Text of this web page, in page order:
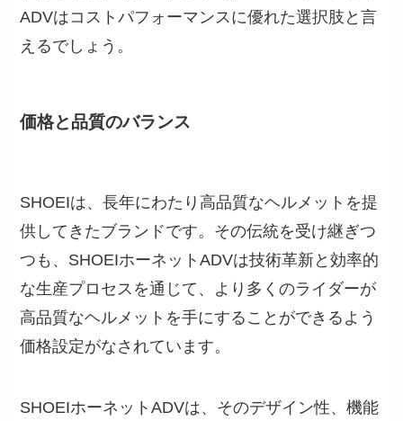
ADVはコストパフォーマンスに優れた選択肢と言
えるでしょう。
価格と品質のバランス
SHOEIは、長年にわたり高品質なヘルメットを提
供してきたブランドです。その伝統を受け継ぎつ
つも、SHOEIホーネットADVは技術革新と効率的
な生産プロセスを通じて、より多くのライダーが
高品質なヘルメットを手にすることができるよう
価格設定がなされています。
SHOEIホーネットADVは、そのデザイン性、機能